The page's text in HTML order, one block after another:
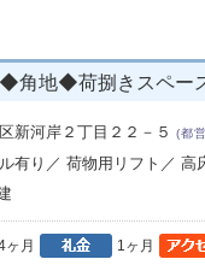
角地◆荷捌きスペー
新河岸２丁目２２－５ (都
有り／ 荷物用リフト／
ヶ月 1ヶ月